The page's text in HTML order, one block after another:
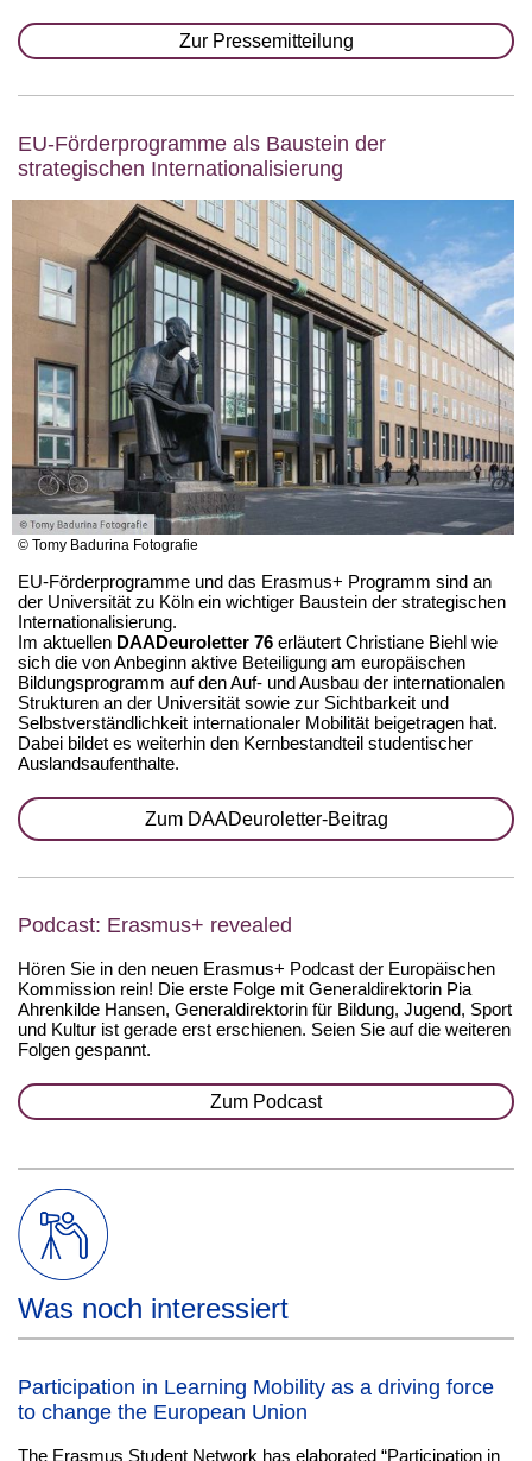
Zur Pressemitteilung
EU-Förderprogramme als Baustein der
strategischen Internationalisierung
© Tomy Badurina Fotografie
EU-Förderprogramme und das Erasmus+ Programm sind an
der Universität zu Köln ein wichtiger Baustein der strategischen
Internationalisierung.
Im aktuellen DAADeuroletter 76 erläutert Christiane Biehl wie
sich die von Anbeginn aktive Beteiligung am europäischen
Bildungsprogramm auf den Auf- und Ausbau der internationalen
Strukturen an der Universität sowie zur Sichtbarkeit und
Selbstverständlichkeit internationaler Mobilität beigetragen hat.
Dabei bildet es weiterhin den Kernbestandteil studentischer
Auslandsaufenthalte.
Zum DAADeuroletter-Beitrag
Podcast: Erasmus+ revealed
Hören Sie in den neuen Erasmus+ Podcast der Europäischen
Kommission rein! Die erste Folge mit Generaldirektorin Pia
Ahrenkilde Hansen, Generaldirektorin für Bildung, Jugend, Sport
und Kultur ist gerade erst erschienen. Seien Sie auf die weiteren
Folgen gespannt.
Zum Podcast
Was noch interessiert
Participation in Learning Mobility as a driving force
to change the European Union
The Erasmus Student Network has elaborated “Participation in